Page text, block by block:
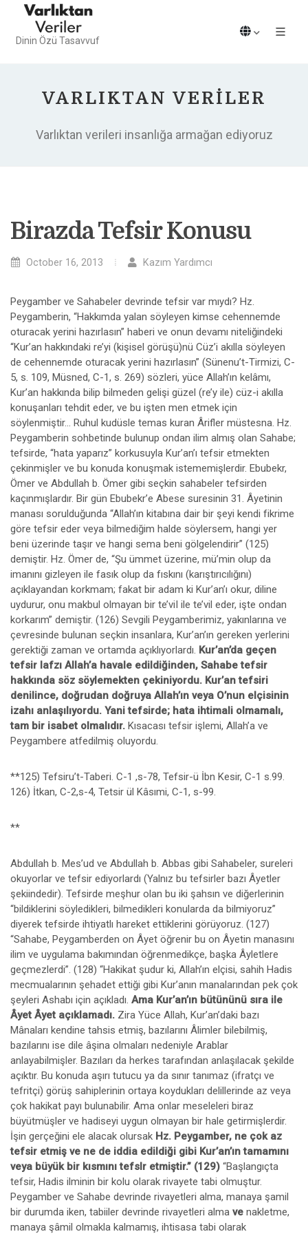
Dinin Özü Tasavvuf
VARLIKTAN VERILER
Varlıktan verileri insanlığa armağan ediyoruz
Birazda Tefsir Konusu
October 16, 2013 Kazım Yardımcı
Peygamber ve Sahabeler devrinde tefsir var mıydı? Hz.
Peygamberin, “Hakkımda yalan söyleyen kimse cehennemde
oturacak yerini hazırlasın” haberi ve onun devamı niteliğindeki
“Kur’an hakkındaki re’yi (kişisel görüşü)nü Cüz’i akılla söyleyen
de cehennemde oturacak yerini hazırlasın” (Sünenu’t-Tirmizi, C-
5, s. 109, Müsned, C-1, s. 269) sözleri, yüce Allah’ın kelâmı,
Kur’an hakkında bilip bilmeden gelişi güzel (re’y ile) cüz-i akılla
konuşanları tehdit eder, ve bu işten men etmek için
söylenmiştir... Ruhul kudüsle temas kuran Ârifler müstesna. Hz.
Peygamberin sohbetinde bulunup ondan ilim almış olan Sahabe;
tefsirde, “hata yaparız” korkusuyla Kur’an’ı tefsir etmekten
çekinmişler ve bu konuda konuşmak istememişlerdir. Ebubekr,
Ömer ve Abdullah b. Ömer gibi seçkin sahabeler tefsirden
kaçınmışlardır. Bir gün Ebubekr’e Abese suresinin 31. Âyetinin
manası sorulduğunda “Allah’ın kitabına dair bir şeyi kendi fikrime
göre tefsir eder veya bilmediğim halde söylersem, hangi yer
beni üzerinde taşır ve hangi sema beni gölgelendirir” (125)
demiştir. Hz. Ömer de, “Şu ümmet üzerine, mü’min olup da
imanını gizleyen ile fasık olup da fıskını (karıştırıcılığını)
açıklayandan korkmam; fakat bir adam ki Kur’an’ı okur, diline
uydurur, onu makbul olmayan bir te’viI ile te’vil eder, işte ondan
korkarım” demiştir. (126) Sevgili Peygamberimiz, yakınlarına ve
çevresinde bulunan seçkin insanlara, Kur’an’ın gereken yerlerini
gerektiği zaman ve ortamda açıklıyorlardı. Kur’an’da geçen
tefsir lafzı Allah’a havale edildiğinden, Sahabe tefsir
hakkında söz söylemekten çekiniyordu. Kur’an tefsiri
denilince, doğrudan doğruya Allah’ın veya O’nun elçisinin
izahı anlaşılıyordu. Yani tefsirde; hata ihtimali olmamalı,
tam bir isabet olmalıdır. Kısacası tefsir işlemi, Allah’a ve
Peygambere atfedilmiş oluyordu.
**125) Tefsiru’t-Taberi. C-1 ,s-78, Tefsir-ü İbn Kesir, C-1 s.99.
126) İtkan, C-2,s-4, Tetsir ül Kâsımi, C-1, s-99.
**
Abdullah b. Mes’ud ve Abdullah b. Abbas gibi Sahabeler, sureleri
okuyorlar ve tefsir ediyorlardı (Yalnız bu tefsirler bazı Âyetler
şekiindedir). Tefsirde meşhur olan bu iki şahsın ve diğerlerinin
“bildiklerini söyledikleri, bilmedikleri konularda da bilmiyoruz”
diyerek tefsirde ihtiyatlı hareket ettiklerini görüyoruz. (127)
“Sahabe, Peygamberden on Âyet öğrenir bu on Âyetin manasını
ilim ve uygulama bakımından öğrenmedikçe, başka Âyletlere
geçmezlerdi”. (128) “Hakikat şudur ki, Allah’ın elçisi, sahih Hadis
mecmualarının şehadet ettiği gibi Kur’anın manalarından pek çok
şeyleri Ashabı için açıkladı. Ama Kur’an’ın bütününü sıra ile
Âyet Âyet açıklamadı. Zira Yüce Allah, Kur’an’daki bazı
Mânaları kendine tahsis etmiş, bazılarını Âlimler bilebilmiş,
bazılarını ise dile âşina olmaları nedeniyle Arablar
anlayabilmişler. Bazıları da herkes tarafından anlaşılacak şekilde
açıktır. Bu konuda aşırı tutucu ya da sınır tanımaz (ifratçı ve
tefritçi) görüş sahiplerinin ortaya koydukları delillerinde az veya
çok hakikat payı bulunabilir. Ama onlar meseleleri biraz
büyütmüşler ve hadiseyi uygun olmayan bir hale getirmişlerdir.
İşin gerçeğini ele alacak olursak Hz. Peygamber, ne çok az
tefsir etmiş ve ne de iddia edildiği gibi Kur’an’ın tamamını
veya büyük bir kısmını tefslr etmiştir.” (129) “Başlangıçta
tefsir, Hadis ilminin bir kolu olarak rivayete tabi olmuştur.
Peygamber ve Sahabe devrinde rivayetleri alma, manaya şamil
bir durumda iken, tabiiler devrinde rivayetleri alma ve nakletme,
manaya şâmil olmakla kalmamış, ihtisasa tabi olarak